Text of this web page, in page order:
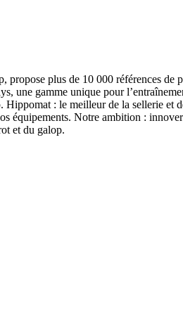
propose plus de 10 000 références de
une gamme unique pour
Hippomat : le meilleur de la sellerie et
équipements. Notre ambition :
et du galop.